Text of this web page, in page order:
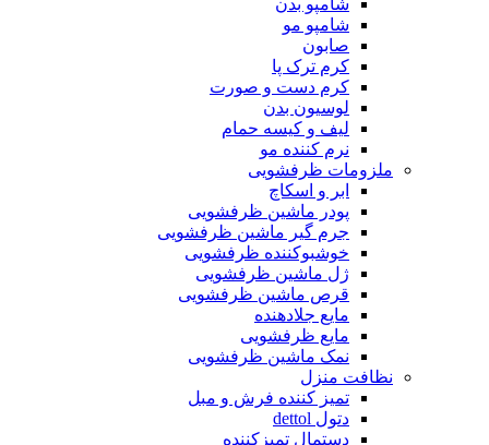
شامپو بدن
شامپو مو
صابون
کرم ترک پا
کرم دست و صورت
لوسیون بدن
لیف و کیسه حمام
نرم کننده مو
ملزومات ظرفشویی
ابر و اسکاچ
پودر ماشین ظرفشویی
جرم گیر ماشین ظرفشویی
خوشبوکننده ظرفشویی
ژل ماشین ظرفشویی
قرص ماشین ظرفشویی
مایع جلادهنده
مایع ظرفشویی
نمک ماشین ظرفشویی
نظافت منزل
تمیز کننده فرش و مبل
دتول dettol
دستمال تمیزکننده